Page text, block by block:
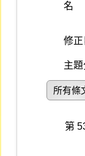
名
修正
主題
所有條
第